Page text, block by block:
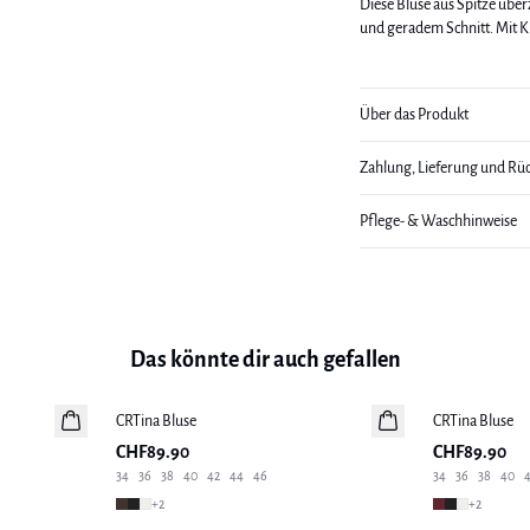
Diese Bluse aus Spitze
und geradem Schnitt. Mit
Über das Produkt
Zahlung, Lieferung und
Pflege- & Waschhinweise
Das könnte dir auch gefallen
Neuheiten
CRTina Bluse
CHF89.90
34 36 38 40 42 44
46
+2
Neuheiten
CRTina Bluse
CHF89.90
34 36 38 40
+2